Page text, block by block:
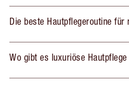
Die beste Hautpflegeroutine für
Wo gibt es luxuriöse